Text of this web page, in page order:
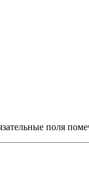
поля